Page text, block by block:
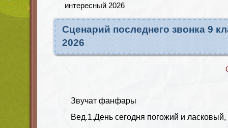
интересный 2026
Сценарий последнего звонка 9
2026
Звучат фанфары
Вед.1.День сегодня погожий и ласковый,